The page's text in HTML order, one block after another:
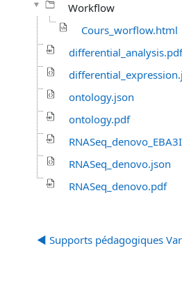
Workflow
Cours_worflow.html
differential_analysis.pdf
ontology.json
ontology.pdf
RNASeq_denovo.json
RNASeq_denovo.pdf
◀︎ Supports pédagogiques